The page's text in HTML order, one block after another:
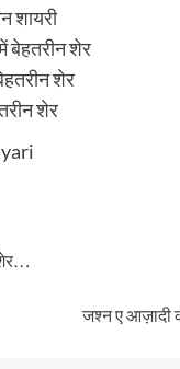
शायरी
बेहतरीन शेर
शेर
शेर
जश्न ए आज़ादी